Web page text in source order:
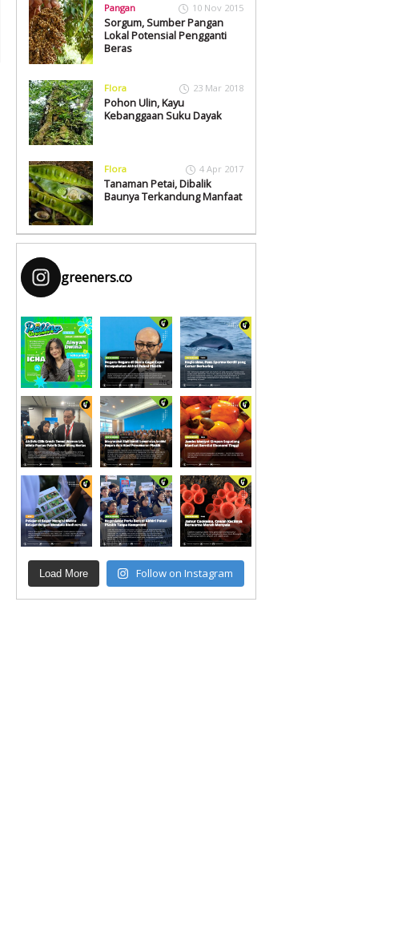
Pangan 10 Nov 2015
Sorgum, Sumber Pangan
Lokal Potensial Pengganti
Beras
Flora 23 Mar 2018
Pohon Ulin, Kayu
Kebanggaan Suku Dayak
Flora 4 Apr 2017
Tanaman Petai, Dibalik
Baunya Terkandung Manfaat
greeners.co
Load More Follow on Instagram